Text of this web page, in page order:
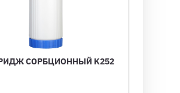
СОРБЦИОННЫЙ K252